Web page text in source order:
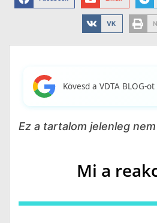
VK
Kövesd a VDTA BLOG-
Ez a tartalom jelenleg
Mi a